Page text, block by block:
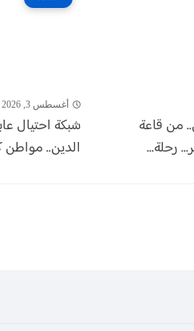
من قاعة
رحلة...
أغسطس 3, 2026
شبكة احتيال
الدين.. مواطن